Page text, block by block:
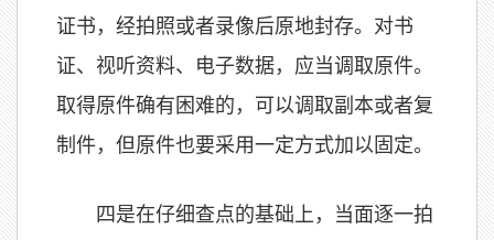
证书，经拍照或者录像后原地封存。对书
证、视听资料、电子数据，应当调取原件。
取得原件确有困难的，可以调取副本或者复
制件，但原件也要采用一定方式加以固定。
四是在仔细查点的基础上，当面逐一拍